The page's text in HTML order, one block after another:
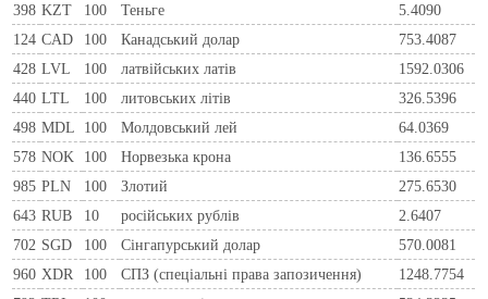
398 KZT 100 Теньге
5.4090
124 CAD 100 Канадський долар
753.4087
428 LVL 100 латвійських латів
1592.0306
440 LTL 100 литовських літів
326.5396
498 MDL 100 Молдовський лей
64.0369
578 NOK 100 Норвезька крона
136.6555
985 PLN 100 Злотий
275.6530
643 RUB 10 російських рублів
2.6407
702 SGD 100 Сінгапурський долар
570.0081
960 XDR 100 СПЗ (спеціальні права запозичення)
1248.7754